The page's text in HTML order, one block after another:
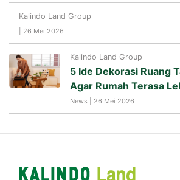
Kalindo Land Group
| 26 Mei 2026
Kalindo Land Group
5 Ide Dekorasi Ruang
Agar Rumah Terasa
News | 26 Mei 2026